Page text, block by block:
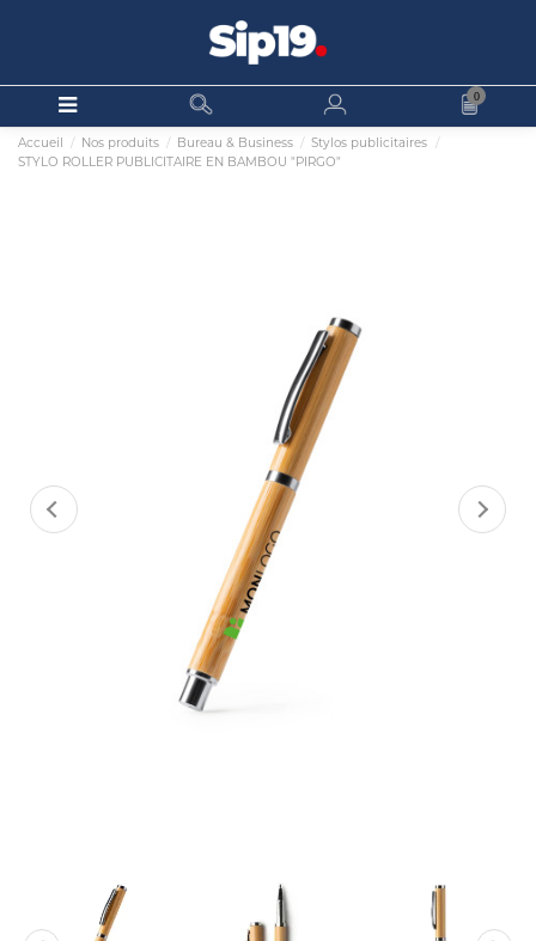
0
Accueil Nos produits Bureau & Business
Stylos publicitaires
STYLO ROLLER PUBLICITAIRE EN BAMBOU "PIRGO"